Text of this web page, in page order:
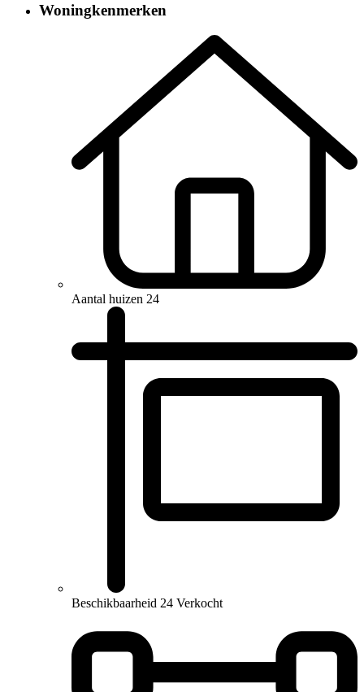
Woningkenmerken
Aantal huizen 24
Beschikbaarheid 24 Verkocht